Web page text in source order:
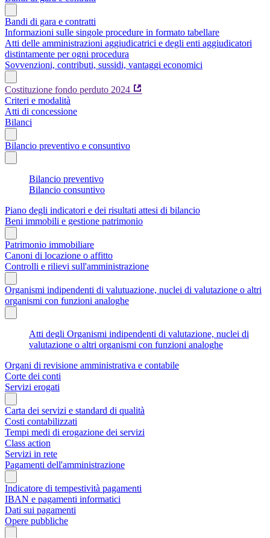
Bandi di gara e contratti
Informazioni sulle singole procedure in formato tabellare
Atti delle amministrazioni aggiudicatrici e degli enti aggiudicatori
distintamente per ogni procedura
Sovvenzioni, contributi, sussidi, vantaggi economici
Costituzione fondo perduto 2024
Criteri e modalità
Atti di concessione
Bilanci
Bilancio preventivo e consuntivo
Bilancio preventivo
Bilancio consuntivo
Piano degli indicatori e dei risultati attesi di bilancio
Beni immobili e gestione patrimonio
Patrimonio immobiliare
Canoni di locazione o affitto
Controlli e rilievi sull'amministrazione
Organismi indipendenti di valutuazione, nuclei di valutazione o altri
organismi con funzioni analoghe
Atti degli Organismi indipendenti di valutazione, nuclei di
valutazione o altri organismi con funzioni analoghe
Organi di revisione amministrativa e contabile
Corte dei conti
Servizi erogati
Carta dei servizi e standard di qualità
Costi contabilizzati
Tempi medi di erogazione dei servizi
Class action
Servizi in rete
Pagamenti dell'amministrazione
Indicatore di tempestività pagamenti
IBAN e pagamenti informatici
Dati sui pagamenti
Opere pubbliche